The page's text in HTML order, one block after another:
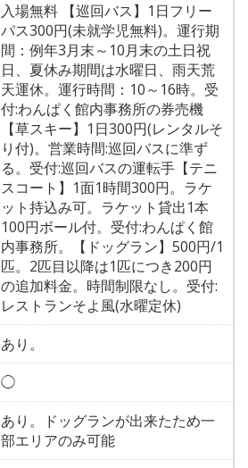
入場無料 【巡回バス】1日フリー
パス300円(未就学児無料)。運行期
間：例年3月末～10月末の土日祝
日、夏休み期間は水曜日、雨天荒
天運休。運行時間：10～16時。受
付:わんぱく館内事務所の券売機
【草スキー】1日300円(レンタルそ
り付)。営業時間:巡回バスに準ず
る。受付:巡回バスの運転手【テニ
スコート】1面1時間300円。ラケ
ット持込み可。ラケット貸出1本
100円ボール付。受付:わんぱく館
内事務所。【ドッグラン】500円/1
匹。2匹目以降は1匹につき200円
の追加料金。時間制限なし。受付:
レストランそよ風(水曜定休)
あり。
◯
あり。ドッグランが出来たため一
部エリアのみ可能